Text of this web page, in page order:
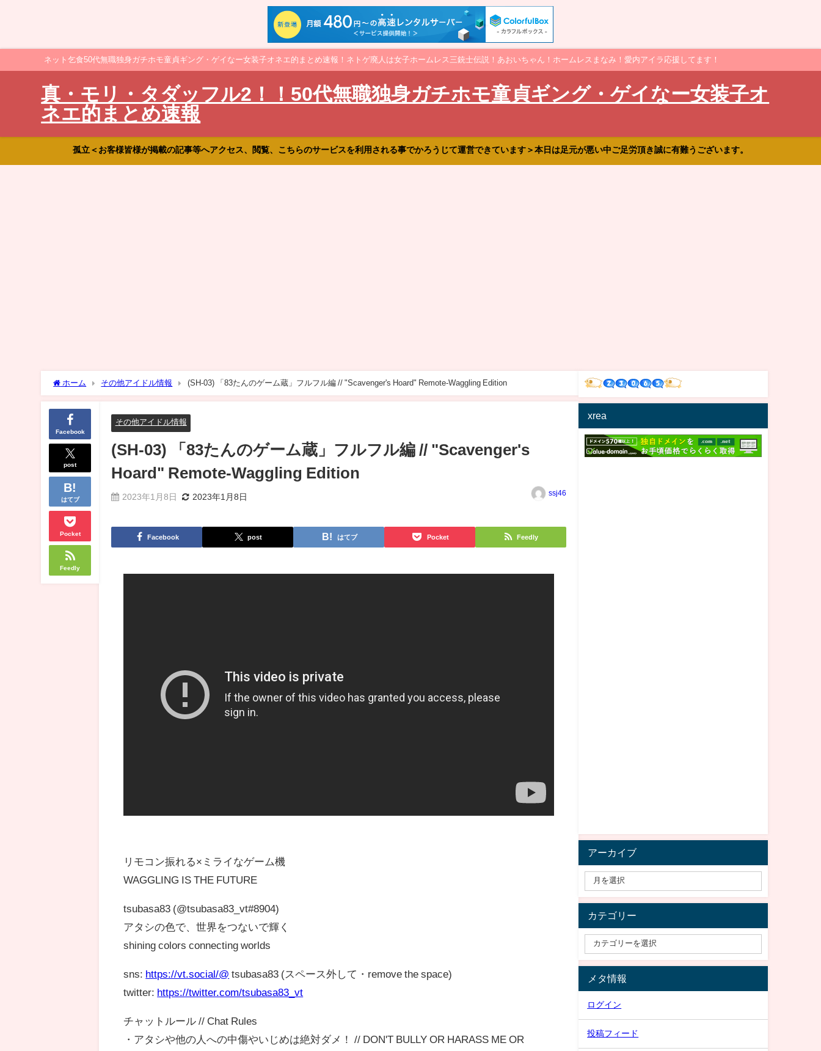
ネット乞食50代無職独身ガチホモ童貞ギング・ゲイなー女装子オネエ的まとめ速報！ネトゲ廃人は女子ホームレス三銃士伝説！あおいちゃん！ホームレスまなみ！愛内アイラ応援してます！
真・モリ・タダッフル2！！50代無職独身ガチホモ童貞ギング・ゲイなー女装子オ
ネエ的まとめ速報
孤立＜お客様皆様が掲載の記事等へアクセス、閲覧、こちらのサービスを利用される事でかろうじて運営できています＞本日は足元が悪い中ご足労頂き誠に有難うございます。
ホーム その他アイドル情報 (SH-03) 「83たんのゲーム蔵」フルフル編 // "Scavenger's Hoard" Remote-Waggling Edition
Facebook
post
はてブ
Pocket
Feedly
その他アイドル情報
(SH-03) 「83たんのゲーム蔵」フルフル編 // "Scavenger's
Hoard" Remote-Waggling Edition
2023年1月8日 2023年1月8日 ssj46
Facebook post はてブ Pocket Feedly
リモコン振れる×ミライなゲーム機
WAGGLING IS THE FUTURE
tsubasa83 (@tsubasa83_vt#8904)
アタシの色で、世界をつないで輝く
shining colors connecting worlds
sns: https://vt.social/@ tsubasa83 (スペース外して・remove the space)
twitter: https://twitter.com/tsubasa83_vt
チャットルール // Chat Rules
・アタシや他の人への中傷やいじめは絶対ダメ！ // DON'T BULLY OR HARASS ME OR
xrea
アーカイブ
カテゴリー
メタ情報
ログイン
投稿フィード